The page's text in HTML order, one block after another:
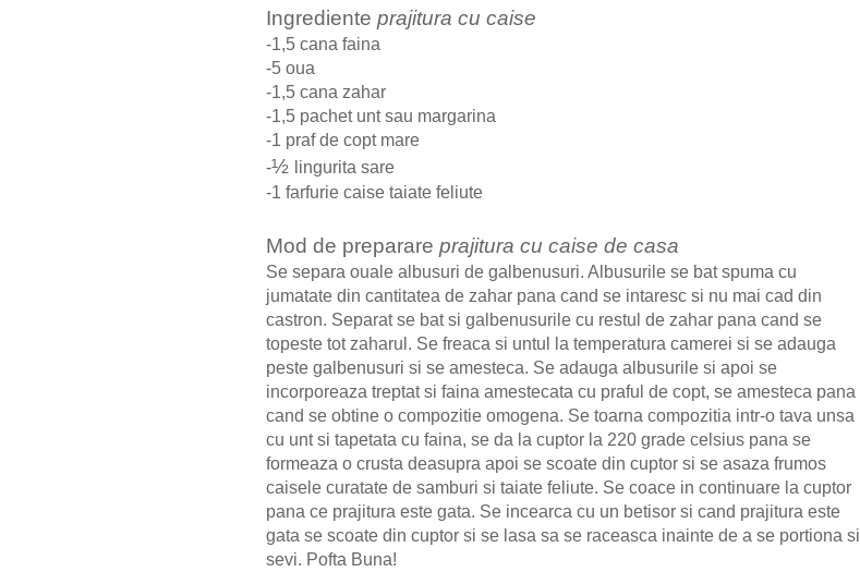
Ingrediente prajitura cu caise
-1,5 cana faina
-5 oua
-1,5 cana zahar
-1,5 pachet unt sau margarina
-1 praf de copt mare
-½ lingurita sare
-1 farfurie caise taiate feliute
Mod de preparare prajitura cu caise de casa
Se separa ouale albusuri de galbenusuri. Albusurile se bat spuma cu
jumatate din cantitatea de zahar pana cand se intaresc si nu mai cad din
castron. Separat se bat si galbenusurile cu restul de zahar pana cand se
topeste tot zaharul. Se freaca si untul la temperatura camerei si se adauga
peste galbenusuri si se amesteca. Se adauga albusurile si apoi se
incorporeaza treptat si faina amestecata cu praful de copt, se amesteca pana
cand se obtine o compozitie omogena. Se toarna compozitia intr-o tava unsa
cu unt si tapetata cu faina, se da la cuptor la 220 grade celsius pana se
formeaza o crusta deasupra apoi se scoate din cuptor si se asaza frumos
caisele curatate de samburi si taiate feliute. Se coace in continuare la cuptor
pana ce prajitura este gata. Se incearca cu un betisor si cand prajitura este
gata se scoate din cuptor si se lasa sa se raceasca inainte de a se portiona si
sevi. Pofta Buna!